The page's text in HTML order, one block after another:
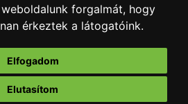
forgalmát, hogy
érkeztek a látogatóink.
Elfogadom
Elutasítom
18.
Adatvédelmi tájékoztató